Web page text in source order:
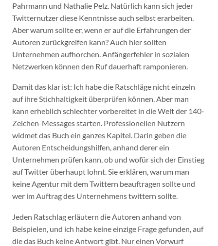
Pahrmann und Nathalie Pelz. Natürlich kann sich jeder
Twitternutzer diese Kenntnisse auch selbst erarbeiten.
Aber warum sollte er, wenn er auf die Erfahrungen der
Autoren zurückgreifen kann? Auch hier sollten
Unternehmen aufhorchen. Anfängerfehler in sozialen
Netzwerken können den Ruf dauerhaft ramponieren.
Damit das klar ist: Ich habe die Ratschläge nicht einzeln
auf ihre Stichhaltigkeit überprüfen können. Aber man
kann erheblich schlechter vorbereitet in die Welt der 140-
Zeichen-Messages starten. Professionellen Nutzern
widmet das Buch ein ganzes Kapitel. Darin geben die
Autoren Entscheidungshilfen, anhand derer ein
Unternehmen prüfen kann, ob und wofür sich der Einstieg
auf Twitter überhaupt lohnt. Sie erklären, warum man
keine Agentur mit dem Twittern beauftragen sollte und
wer im Auftrag des Unternehmens twittern sollte.
Jeden Ratschlag erläutern die Autoren anhand von
Beispielen, und ich habe keine einzige Frage gefunden, auf
die das Buch keine Antwort gibt. Nur einen Vorwurf